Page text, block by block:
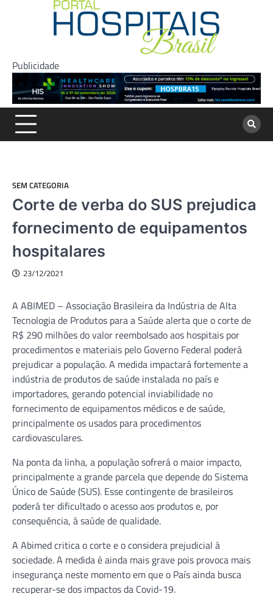
Publicidade
SEM CATEGORIA
Corte de verba do SUS prejudica
fornecimento de equipamentos
hospitalares
23/12/2021
A ABIMED – Associação Brasileira da Indústria de Alta
Tecnologia de Produtos para a Saúde alerta que o corte de
R$ 290 milhões do valor reembolsado aos hospitais por
procedimentos e materiais pelo Governo Federal poderá
prejudicar a população. A medida impactará fortemente a
indústria de produtos de saúde instalada no país e
importadores, gerando potencial inviabilidade no
fornecimento de equipamentos médicos e de saúde,
principalmente os usados para procedimentos
cardiovasculares.
Na ponta da linha, a população sofrerá o maior impacto,
principalmente a grande parcela que depende do Sistema
Único de Saúde (SUS). Esse contingente de brasileiros
poderá ter dificultado o acesso aos produtos e, por
consequência, à saúde de qualidade.
A Abimed critica o corte e o considera prejudicial à
sociedade. A medida é ainda mais grave pois provoca mais
insegurança neste momento em que o País ainda busca
recuperar-se dos impactos da Covid-19.